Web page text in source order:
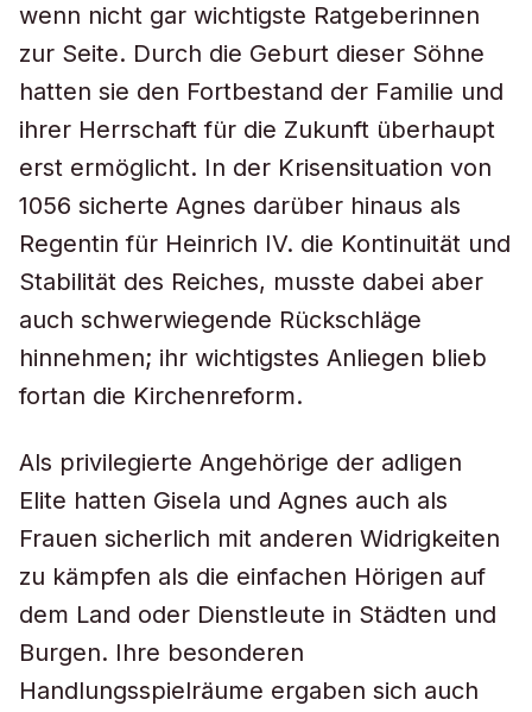
wenn nicht gar wichtigste Ratgeberinnen
zur Seite. Durch die Geburt dieser Söhne
hatten sie den Fortbestand der Familie und
ihrer Herrschaft für die Zukunft überhaupt
erst ermöglicht. In der Krisensituation von
1056 sicherte Agnes darüber hinaus als
Regentin für Heinrich IV. die Kontinuität und
Stabilität des Reiches, musste dabei aber
auch schwerwiegende Rückschläge
hinnehmen; ihr wichtigstes Anliegen blieb
fortan die Kirchenreform.
Als privilegierte Angehörige der adligen
Elite hatten Gisela und Agnes auch als
Frauen sicherlich mit anderen Widrigkeiten
zu kämpfen als die einfachen Hörigen auf
dem Land oder Dienstleute in Städten und
Burgen. Ihre besonderen
Handlungsspielräume ergaben sich auch